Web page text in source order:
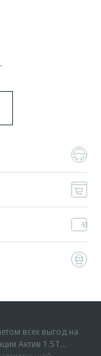
всех выгод на
Актив 1.5Т